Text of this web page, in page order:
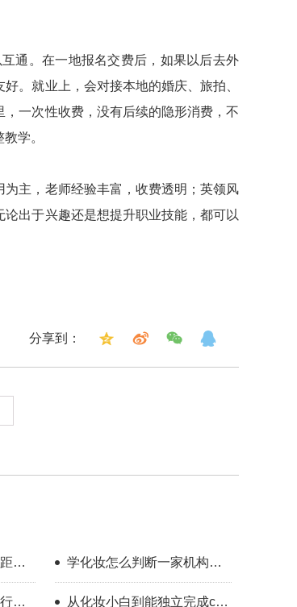
通。在一地报名交费后，如果以后去外
。就业上，会对接本地的婚庆、旅拍、
一次性收费，没有后续的隐形消费，不
学。
主，老师经验丰富，收费透明；英领风
出于兴趣还是想提升职业技能，都可以
分享到：
到
学化妆怎么判断一家机构教
学靠不靠谱？
半 从化妆小白到能独立完成cos